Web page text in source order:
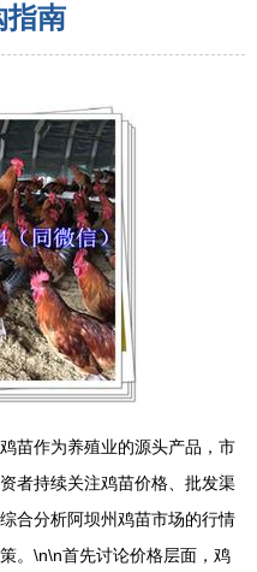
指南
苗作为养殖业的源头产品，市
者持续关注鸡苗价格、批发渠
合分析阿坝州鸡苗市场的行情
。\n\n首先讨论价格层面，鸡